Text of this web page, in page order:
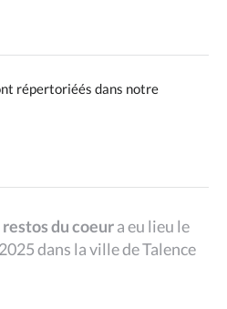
répertoriéés dans notre
restos du coeura eu lieu le
dans la ville de Talence